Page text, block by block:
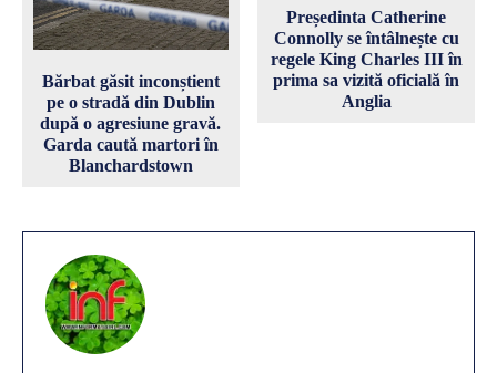
Bărbat găsit inconștient
pe o stradă din Dublin
după o agresiune gravă.
Garda caută martori în
Blanchardstown
Președinta Catherine
Connolly se întâlnește cu
regele King Charles III în
prima sa vizită oficială în
Anglia